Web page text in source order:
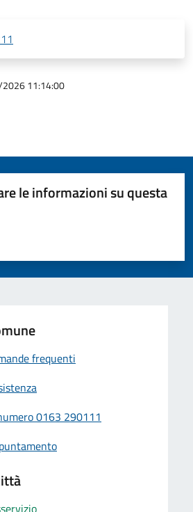
2026 11:14:00
le informazioni su questa
5 stelle su 5
su 5
su 5
frequenti
0163 290111